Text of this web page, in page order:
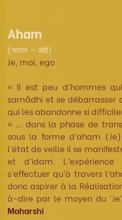
Aham
(আহাম — अहं)
Je, moi, ego
« Il est peu d’hommes
samâdhi et se débarrasser
qui les abandonne si
« … dans la phase de
sous la forme d’aham
l’état de veille il se
et d’idam.
s’effectuer qu’à travers
donc aspirer à la
à-dire par le moyen du
Maharshi